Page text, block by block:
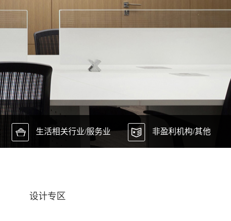
生活相关行业/服务业 非盈利机构/其他
设计专区